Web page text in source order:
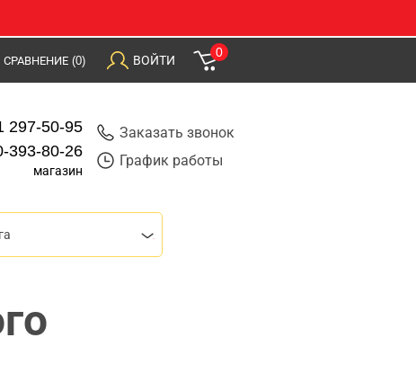
СРАВНЕНИЕ (0) ВОЙТИ
0
297-50-95
393-80-26
магазин
Заказать звонок
График работы